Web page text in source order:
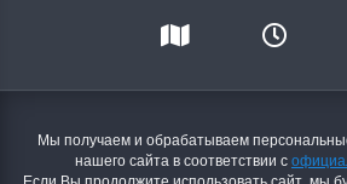
Мы получаем и обрабатываем
нашего сайта в соответствии с